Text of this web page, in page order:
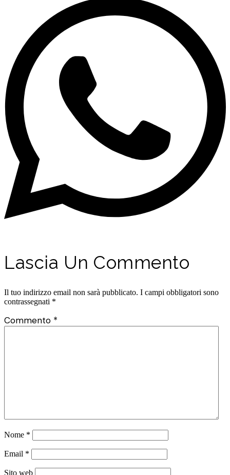
Lascia Un Commento
Il tuo indirizzo email non sarà pubblicato. I campi obbligatori sono
contrassegnati *
Commento *
Nome *
Email *
Sito web